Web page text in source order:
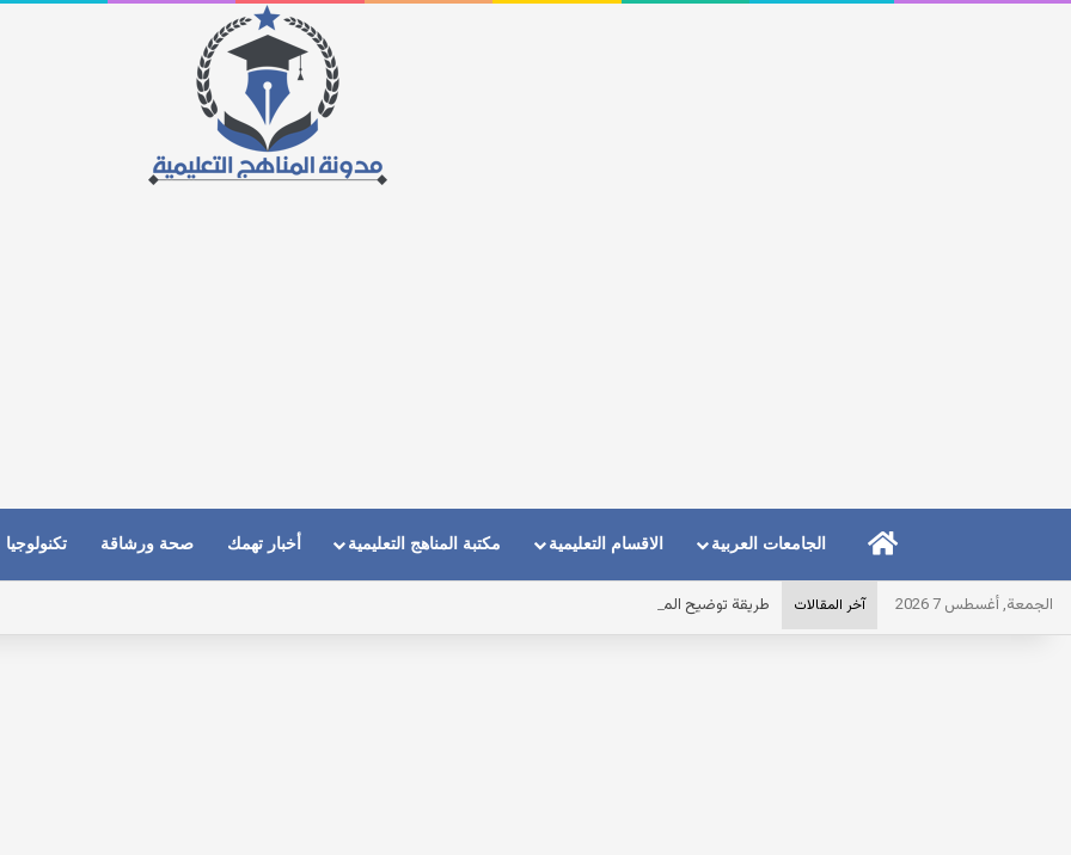
الرئيسيةالجامعات العربية الاقسام التعليمية مكتبة المناهج التعليمية أخبار تهمك صحة ورشاقة تكنولوجيا
الجمعة, أغسطس 7 2026 آخر المقالات طريقة توضيح المايك عند استخدام السماعات عندما يكون الصوت بعيد وقت المكالمات